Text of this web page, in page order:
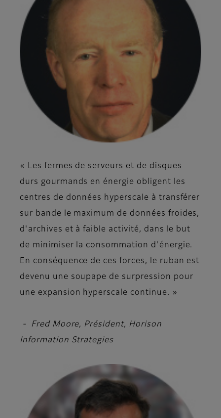
« Les fermes de serveurs et de disques
durs gourmands en énergie obligent les
centres de données hyperscale à transférer
sur bande le maximum de données froides,
d'archives et à faible activité, dans le but
de minimiser la consommation d'énergie.
En conséquence de ces forces, le ruban est
devenu une soupape de surpression pour
une expansion hyperscale continue. »
- Fred Moore, Président, Horison
Information Strategies